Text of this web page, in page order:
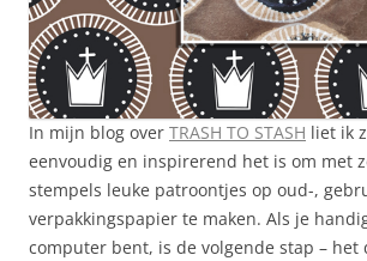
In mijn blog over TRASH TO STASH liet ik
eenvoudig en inspirerend het is om met
stempels leuke patroontjes op oud-,
verpakkingspapier te maken. Als je
computer bent, is de volgende stap – het